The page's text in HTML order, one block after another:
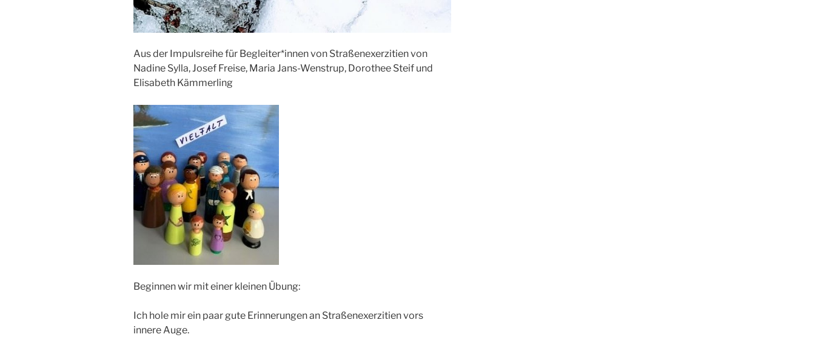
Aus der Impulsreihe für Begleiter*innen von Straßenexerzitien von
Nadine Sylla, Josef Freise, Maria Jans-Wenstrup, Dorothee Steif und
Elisabeth Kämmerling
Beginnen wir mit einer kleinen Übung:
Ich hole mir ein paar gute Erinnerungen an Straßenexerzitien vors
innere Auge.